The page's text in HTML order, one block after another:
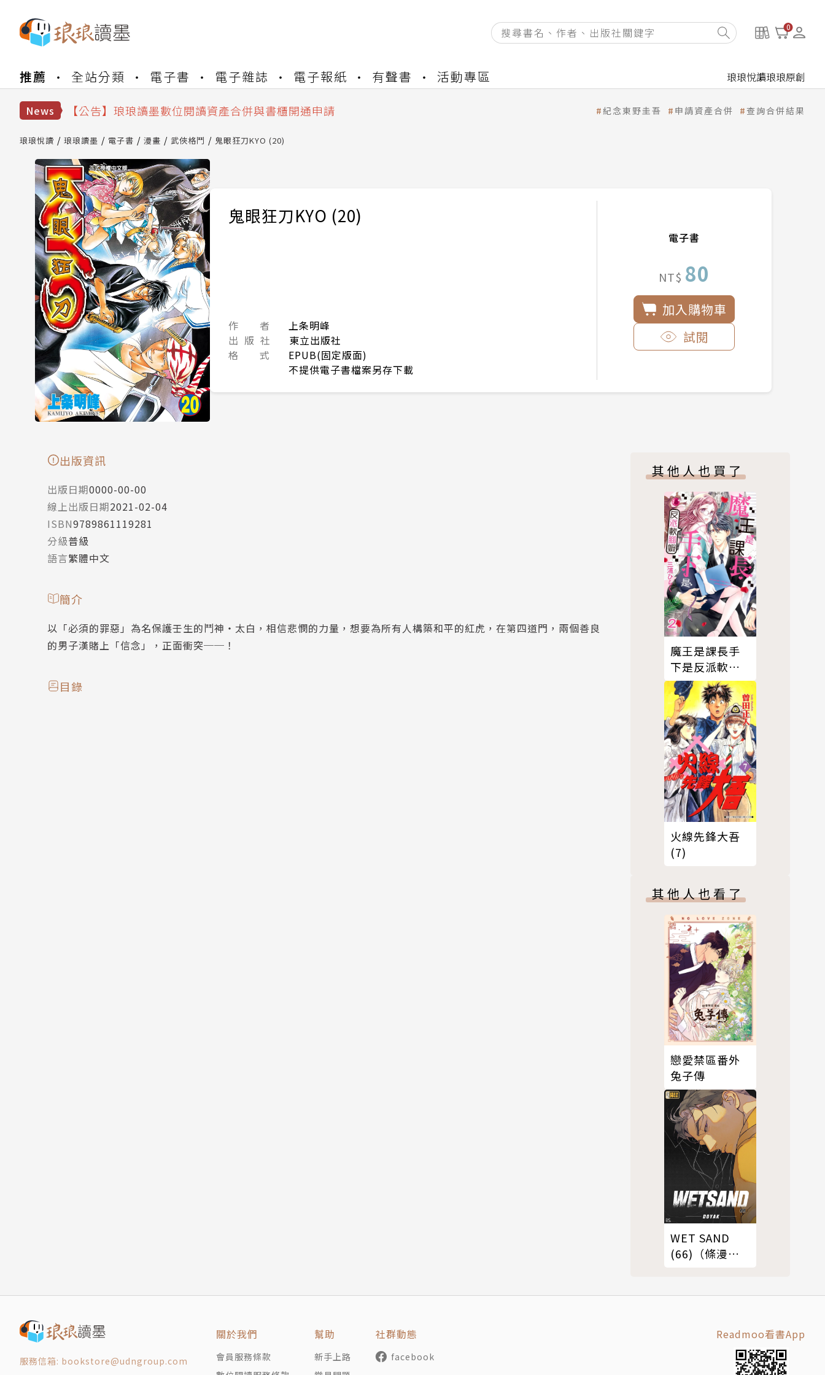
0
推薦 全站分類 電子書 電子雜誌 電子報紙 有聲書 活動專區 琅琅悅讀琅琅原創
News
【公告】琅琅書店服務升級重要說明及資產合併結果查詢
【公告】因 Readmoo 讀墨系統維護中，本站同步暫停部分閱讀服務
【公告】琅琅讀墨數位閱讀資產合併與書櫃開通申請
【公告】琅琅讀墨 3 分鐘完成書櫃開通與資產合併申請圖文教學
【公告】琅琅書店服務升級重要說明及資產合併結果查詢
【公告】因 Readmoo 讀墨系統維護中，本站同步暫停部分閱讀服務
紀念東野圭吾 申請資產合併 查詢合併結果
琅琅悅讀 琅琅讀墨 電子書 漫畫 武俠格鬥 鬼眼狂刀KYO (20)
鬼眼狂刀KYO (20)
作 者
上条明峰
出 版 社
東立出版社
格 式
EPUB(固定版面)
不提供電子書檔案另存下載
電子書
NT$ 80
加入購物車
試閱
出版資訊
出版日期0000-00-00
線上出版日期2021-02-04
ISBN9789861119281
分級普級
語言繁體中文
簡介
以「必須的罪惡」為名保護壬生的鬥神‧太白，相信悲憫的力量，想要為所有人構築和平的紅虎，在第四道門，兩個善良
的男子漢賭上「信念」，正面衝突──！
目錄
其他人也買了
魔王是課長手
下是反派軟腳
蝦。 2
火線先鋒大吾
(7)
其他人也看了
戀愛禁區番外
兔子傳
WET SAND
(66)（條漫
服務信箱: bookstore@udngroup.com
關於我們
會員服務條款
幫助
新手上路
社群動態
facebook
Readmoo看書App